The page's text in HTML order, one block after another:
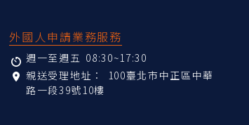
外國人申請業務服務
週一至週五 08:30~17:30
親送受理地址：
100臺北市中正區中華
路一段39號10樓